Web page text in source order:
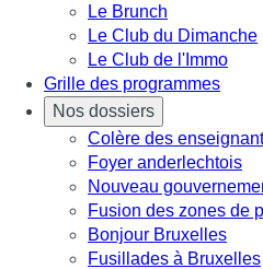
Le Brunch
Le Club du Dimanche
Le Club de l'Immo
Grille des programmes
Nos dossiers
Colère des
Foyer anderlechtois
Nouveau
Fusion des zones de
Bonjour Bruxelles
Fusillades à Bruxelles